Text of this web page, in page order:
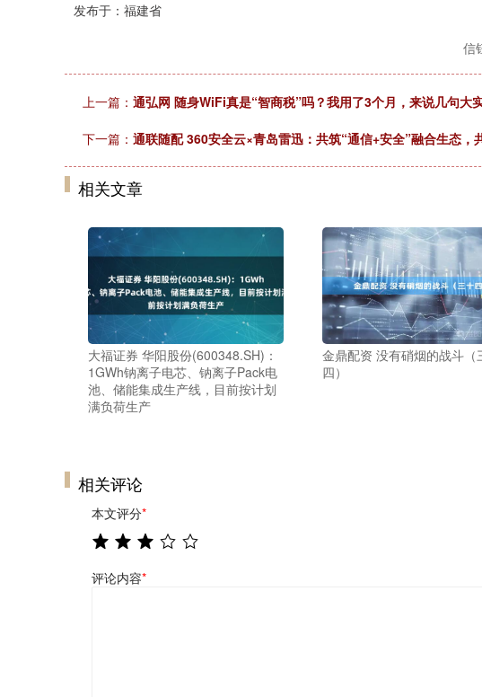
发布于：福建省
信
上一篇： 通弘网 随身WiFi真是“智商税”吗？我用了3个月，来说几句大
下一篇： 通联随配 360安全云×青岛雷迅：共筑“通信+安全”融合生态，
相关文章
大福证券 华阳股份(600348.SH)：
1GWh钠离子电芯、钠离子Pack电
池、储能集成生产线，目前按计划
满负荷生产
金鼎配资 没有硝烟的战斗（
四）
相关评论
本文评分*
评论内容*